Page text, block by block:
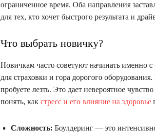
ограниченное время. Оба направления
для тех, кто хочет быстрого результата и
Что выбрать новичку?
Новичкам часто советуют начинать именно
для страховки и гора дорогого
пробуете лезть. Это дает невероятное
понять, как стресс и его влияние на здоровье
Сложность: Боулдеринг — это